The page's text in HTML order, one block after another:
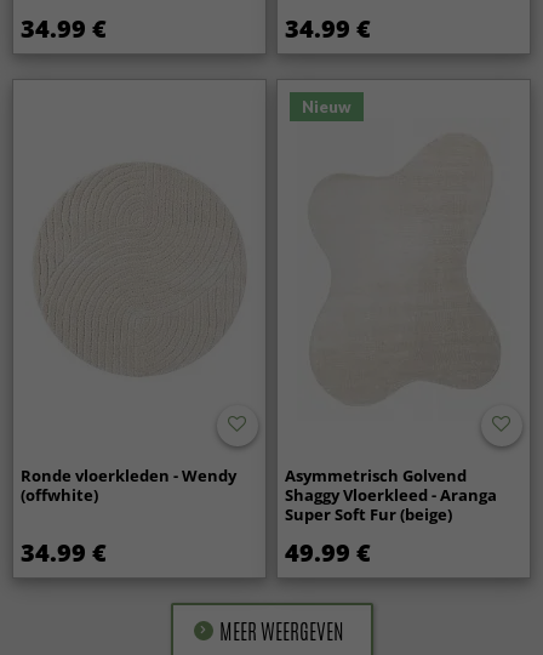
34.99 € 34.99 €
Ronde vloerkleden - Wendy
(offwhite)
34.99 €
Nieuw
Asymmetrisch Golvend
Shaggy Vloerkleed - Aranga
Super Soft Fur (beige)
49.99 €
MEER WEERGEVEN